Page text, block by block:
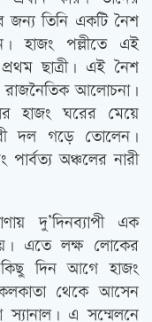
জন্য তিনি একটি নৈশ
হাজং পল্লীতে এই
ছাত্রী। এই নৈশ
রাজনৈতিক আলোচনা।
হাজং ঘরের মেয়ে
দল গড়ে তোলেন।
অঞ্চলের নারী
দু’দিনব্যাপী এক
এতে লক্ষ লোকের
দিন আগে হাজং
কলকাতা থেকে আসেন
স্যানাল। এ সম্মেলনে